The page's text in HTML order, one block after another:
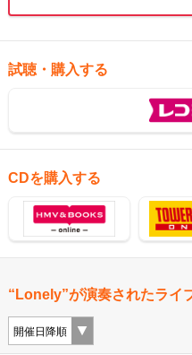
試聴・購入する
CDを購入する
“Lonely”が演奏されたライ